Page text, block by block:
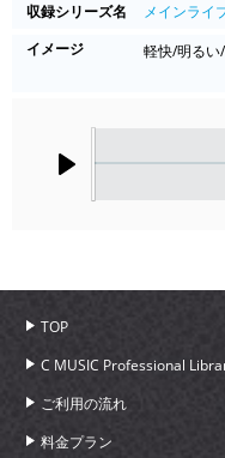
収録シリーズ名
メインライ
イメージ
軽快/明る
TOP
C MUSIC Professional
ご利用の流れ
料金プラン